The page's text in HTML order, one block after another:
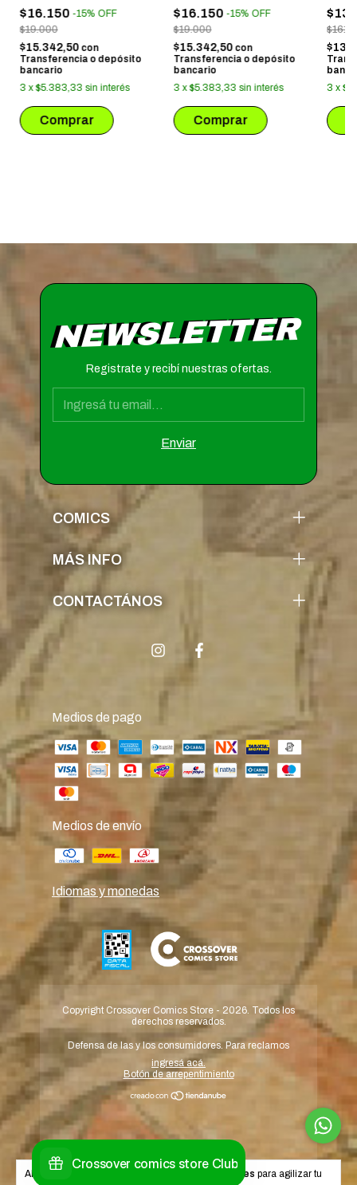
Al navegar por este sitio aceptás el uso de cookies para agilizar tu
$16.150 -15% OFF
$19.000
$15.342,50 con
Transferencia o depósito
bancario
3 x$5.383,33 sin interés
$16.150 -15% OFF
$19.000
$15.342,50 con
Transferencia o depósito
bancario
3 x$5.383,33 sin interés
3 x
NEWSLETTER
Registrate y recibí nuestras ofertas.
COMICS
MÁS INFO
CONTACTÁNOS
Medios de pago
Medios de envío
Idiomas y monedas
Copyright Crossover Comics Store - 2026. Todos los
derechos reservados.
Defensa de las y los consumidores. Para reclamos
ingresá acá.
Botón de arrepentimiento